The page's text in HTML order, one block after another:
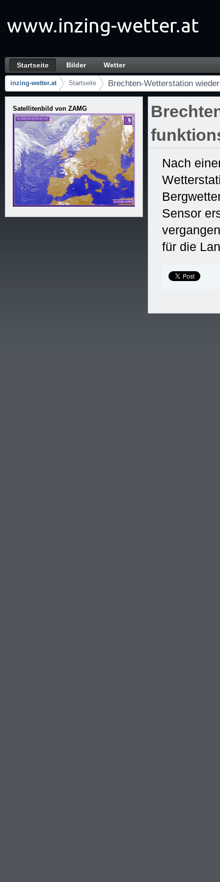
Brechten-Wetterstation wieder voll
Navigation
Startseite Bilder Wetter
Brotkrumen (Wo bin ich?)
inzing-wetter.at Startseite Brechten-Wetterstation
Satellitenbild von ZAMG
Nach
Sensor
für die